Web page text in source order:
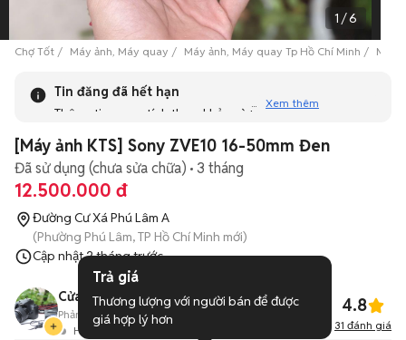
1 /6
Chợ Tốt Máy ảnh, Máy quay Máy ảnh, Máy quay Tp Hồ Chí Minh Máy
Tin đăng đã hết hạn
Thông tin mang tính tham khảo và bạn không thể liên hệ
tương tự khác dưới đây nhé!
Xem thêm
[Máy ảnh KTS] Sony ZVE10 16-50mm Đen
Đã sử dụng (chưa sửa chữa) 3 tháng
12.500.000 đ
Đường Cư Xá Phú Lâm A
(Phường Phú Lâm, TP Hồ Chí Minh mới)
Cập nhật2 tháng trước
Cửa hàng Máy ảnh KTS
Hoạt động 4 giờ trước
Phản hồi: 88%720 Đã bán 4.8
31 đánh giá
Trả giá
Thương lượng với người bán để được
giá hợp lý hơn